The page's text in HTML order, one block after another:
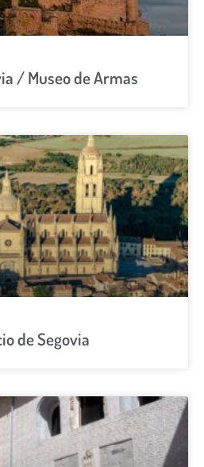
/ Museo de Armas
de Segovia